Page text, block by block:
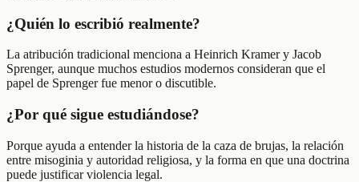
¿Quién lo escribió realmente?
La atribución tradicional menciona a Heinrich Kramer y Jacob
Sprenger, aunque muchos estudios modernos consideran que el
papel de Sprenger fue menor o discutible.
¿Por qué sigue estudiándose?
Porque ayuda a entender la historia de la caza de brujas, la relación
entre misoginia y autoridad religiosa, y la forma en que una doctrina
puede justificar violencia legal.